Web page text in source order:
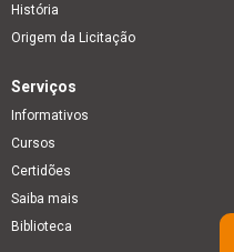
História
Origem da Licitação
Serviços
Informativos
Cursos
Certidões
Saiba mais
Biblioteca